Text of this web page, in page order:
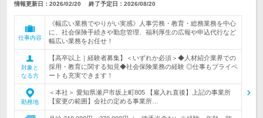
情報更新日：2026/02/20 終了予定日： 2026/08/20
仕事内容
《幅広い業務でやりがい実感》人事労務・教育・総務業務を中心
に、社会保険手続きや勤怠管理、福利厚生の広報や申込代行など
幅広い業務をお任せ！
対象と
なる方
【高卒以上｜経験者募集】＜いずれか必須＞◆人材紹介業界での
採用・教育に関する知見◆社会保険業務の経験 ◎仕事もプライベ
ートも充実できます！
勤務地
＜本社＞ 愛知県瀬戸市坂上町805 【雇入れ直後】上記の事業所
【変更の範囲】会社の定める事業所…